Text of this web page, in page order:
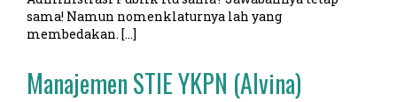
sama! Namun nomenklaturnya lah yang
membedakan. […]
Manajemen STIE YKPN (Alvina)